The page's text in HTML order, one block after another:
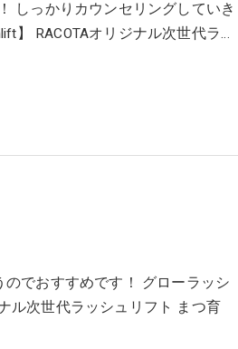
しっかりカウンセリングしていき
】 RACOTAオリジナル次世代ラ…
のでおすすめです！ グローラッシ
ル次世代ラッシュリフト まつ育